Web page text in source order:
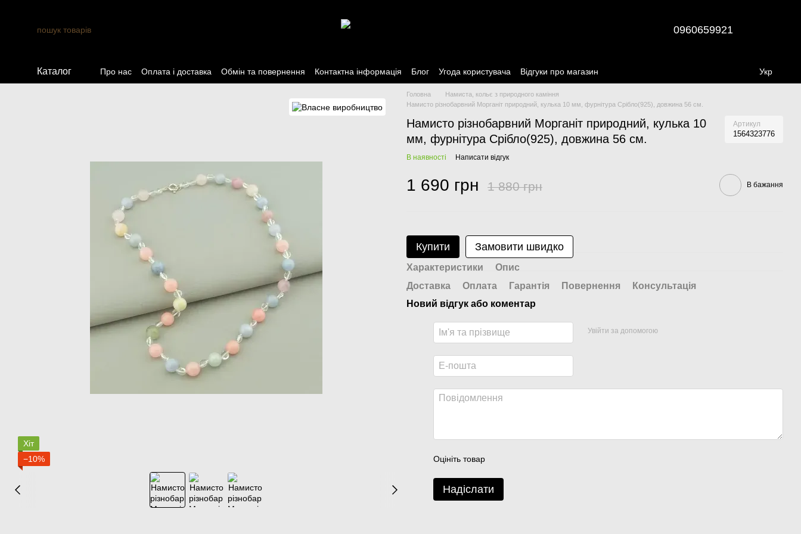
0960659921
Каталог Про нас Оплата і доставка Обмін та повернення Контактна інформація Блог Угода користувача Відгуки про магазин Укр
Хіт
−10%
Головна
Намиста, кольє з природного каміння
Намисто різнобарвний Морганіт природний, кулька 10 мм, фурнітура Срібло(925), довжина 56 см.
Намисто різнобарвний Морганіт природний, кулька 10
мм, фурнітура Срібло(925), довжина 56 см.
Артикул
1564323776
В наявності Написати відгук
1 690 грн 1 880 грн В бажання
Купити Замовити швидко
Характеристики
Опис
Доставка
Оплата Гарантія Повернення
Консультація
Новий відгук або коментар
Увійти за допомогою
Оцініть товар
Надіслати